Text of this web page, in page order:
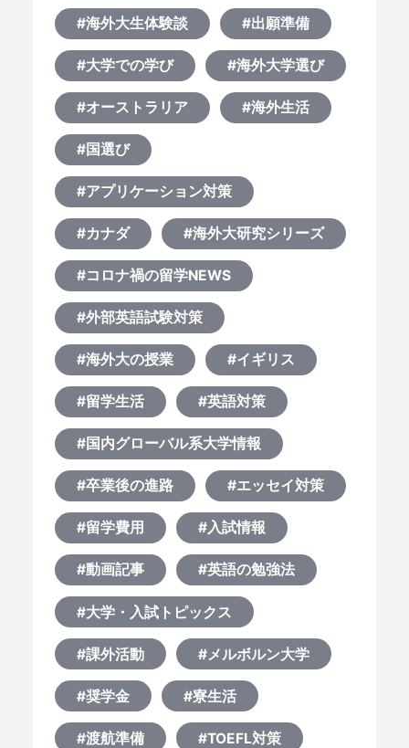
#海外大生体験談 #出願準備
#大学での学び #海外大学選び
#オーストラリア #海外生活
#国選び
#アプリケーション対策
#カナダ #海外大研究シリーズ
#コロナ禍の留学NEWS
#外部英語試験対策
#海外大の授業 #イギリス
#留学生活 #英語対策
#国内グローバル系大学情報
#卒業後の進路 #エッセイ対策
#留学費用 #入試情報
#動画記事 #英語の勉強法
#大学・入試トピックス
#課外活動 #メルボルン大学
#奨学金 #寮生活
#渡航準備 #TOEFL対策